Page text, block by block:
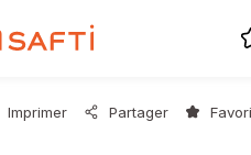
Imprimer Partager